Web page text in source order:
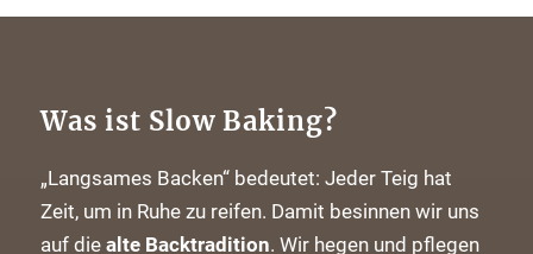
Was ist Slow Baking?
„Langsames Backen“ bedeutet: Jeder Teig hat
Zeit, um in Ruhe zu reifen. Damit besinnen wir uns
auf die alte Backtradition. Wir hegen und pflegen